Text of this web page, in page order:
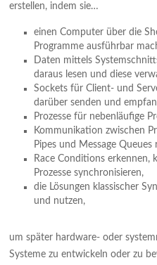
erstellen, indem sie…
einen Computer über die
Programme ausführbar
Daten mittels
daraus lesen und diese
Sockets für Client- und
darüber senden und
Prozesse für nebenläufige
Kommunikation zwischen
Pipes und Message Queues
Race Conditions erkennen,
Prozesse synchronisieren,
die Lösungen klassischer
und nutzen,
um später hardware- oder
Systeme zu entwickeln oder zu